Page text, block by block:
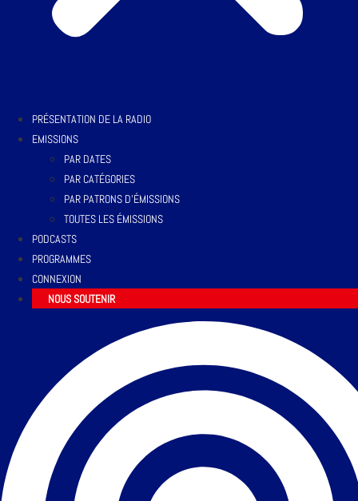
PRÉSENTATION DE LA RADIO
EMISSIONS
PAR DATES
PAR CATÉGORIES
PAR PATRONS D’ÉMISSIONS
TOUTES LES ÉMISSIONS
PODCASTS
PROGRAMMES
CONNEXION
NOUS SOUTENIR